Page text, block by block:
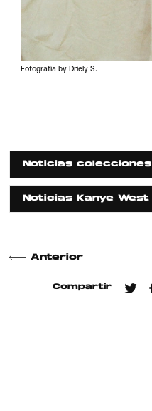
Fotografía by Driely S.
Noticias colecciones
Noticias Kanye West
Anterior
Compartir